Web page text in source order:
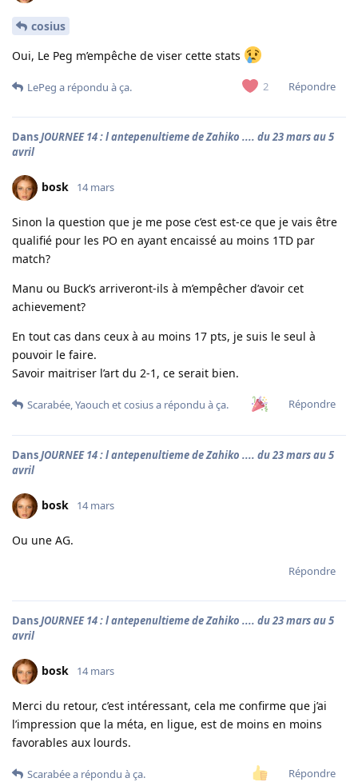
cosius
Oui, Le Peg m’empêche de viser cette stats
2 Répondre
LePeg a répondu à ça.
DansJOURNEE 14 : l antepenultieme de Zahiko .... du 23 mars au 5
avril
bosk 14 mars
Sinon la question que je me pose c’est est-ce que je vais être
qualifié pour les PO en ayant encaissé au moins 1TD par
match?
Manu ou Buck’s arriveront-ils à m’empêcher d’avoir cet
achievement?
En tout cas dans ceux à au moins 17 pts, je suis le seul à
pouvoir le faire.
Savoir maitriser l’art du 2-1, ce serait bien.
Répondre
Scarabée,Yaouch etcosiusa répondu à ça.
DansJOURNEE 14 : l antepenultieme de Zahiko .... du 23 mars au 5
avril
bosk 14 mars
Ou une AG.
Répondre
DansJOURNEE 14 : l antepenultieme de Zahiko .... du 23 mars au 5
avril
bosk 14 mars
Merci du retour, c’est intéressant, cela me confirme que j’ai
l’impression que la méta, en ligue, est de moins en moins
favorables aux lourds.
Répondre
Scarabéea répondu à ça.